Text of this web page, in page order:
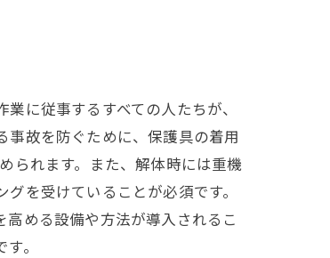
に従事するすべての人たちが、
故を防ぐために、保護具の着用
られます。また、解体時には重機
を受けていることが必須です。
める設備や方法が導入されるこ
。